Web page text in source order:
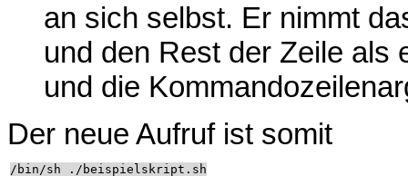
an sich selbst. Er nimmt
und den Rest der Zeile als
und die
Der neue Aufruf ist somit